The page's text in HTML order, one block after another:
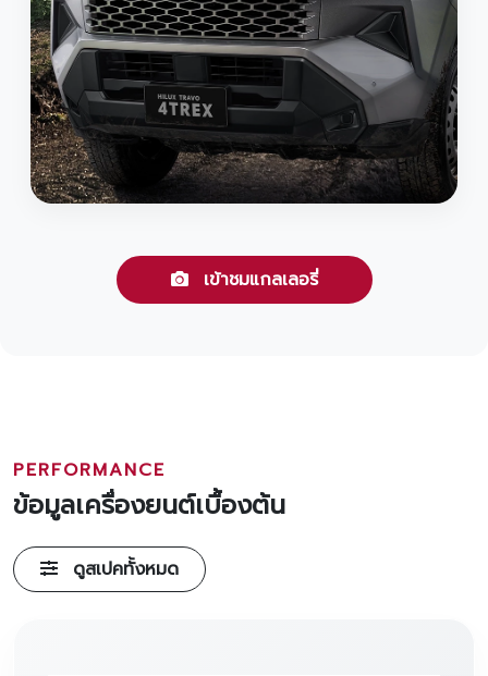
เข้าชมแกลเลอรี่
PERFORMANCE
ข้อมูลเครื่องยนต์เบื้องต้น
ดูสเปคทั้งหมด